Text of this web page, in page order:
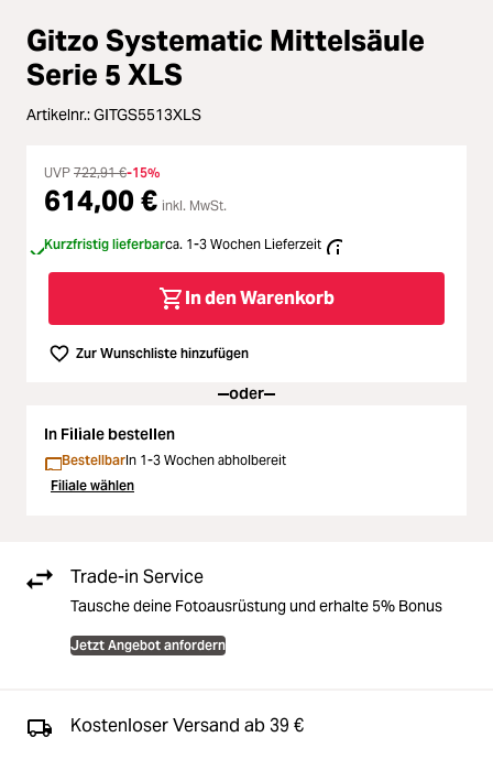
Licht & Studio
Bildbearbeitung
Ferngläser
Second Hand
SALE
Gitzo Systematic Mittelsäule
Serie 5 XLS
Artikelnr.:GITGS5513XLS
UVP 722,91 €-15%
614,00 € inkl. MwSt.
Kurzfristig lieferbarca. 1-3 Wochen Lieferzeit
In den Warenkorb
Zur Wunschliste hinzufügen
oder
In Filiale bestellen
BestellbarIn 1-3 Wochen abholbereit
Filiale wählen
Trade-in Service
Tausche deine Fotoausrüstung und erhalte 5% Bonus
Jetzt Angebot anfordern
Kostenloser Versand ab 39 €